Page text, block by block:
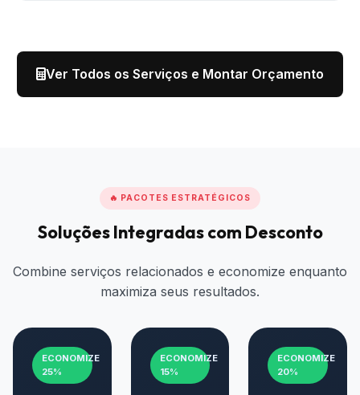
Ver Todos os Serviços e Montar Orçamento
🔥 PACOTES ESTRATÉGICOS
Soluções Integradas com Desconto
Combine serviços relacionados e economize enquanto
maximiza seus resultados.
ECONOMIZE
25%
ECONOMIZE
15%
ECONOMIZE
20%